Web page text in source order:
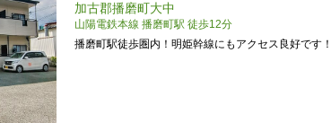
加古郡播磨町大中
山陽電鉄本線 播磨町駅 徒歩12分
播磨町駅徒歩圏内！明姫幹線にもアクセス良好です